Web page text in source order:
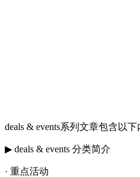
deals & events系列文章包含以下
▶ deals & events 分类简介
· 重点活动